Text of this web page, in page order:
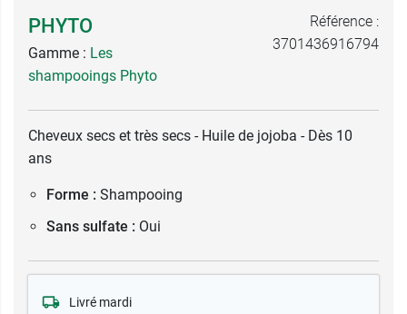
PHYTO
Gamme : Les
shampooings Phyto
Référence :
3701436916794
Cheveux secs et très secs - Huile de jojoba - Dès 10
ans
Forme : Shampooing
Sans sulfate : Oui
Livré mardi